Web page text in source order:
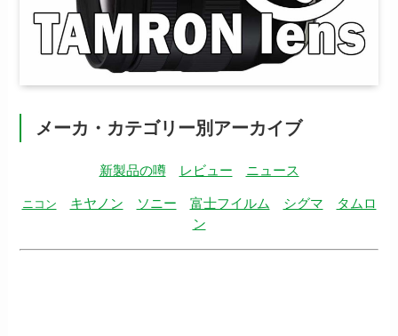
メーカ・カテゴリー別アーカイブ
新製品の噂 レビュー ニュース
ニコン キヤノン ソニー 富士フイルム シグマ
タムロ
ン